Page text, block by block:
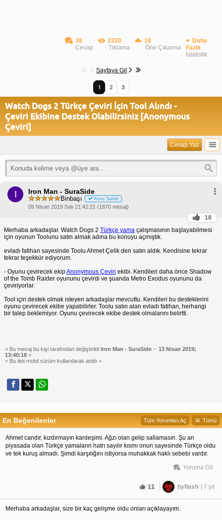
38
Cevap
2220
Tıklama
18
Öne Çıkarma
Daha
Fazla
İstatistik
Sayfaya Git
1 2 3
Watch Dogs 2 Türkçe Çeviri İçin Tool Alındı -
Çeviri Ekibine Destek Olabilirsiniz [Anonymous
Çeviri]
Cevap Yaz
I Iron Man - SuraSide
Binbaşı Konu Sahibi
09 Nisan 2019 Salı 21:42:21 (1870 mesaj)
18
Merhaba arkadaşlar. Watch Dogs 2 Türkçe yama çalışmasının başlayabilmesi
için oyunun Toolunu satın almak adına bu konuyu açmıştık.
evladı fatihan sayesinde Toolu Ahmet Çelik den satın aldık. Kendisine tekrar
tekrar teşekkür ediyorum.
- Oyunu çevirecek ekipAnonymous Çeviri ekibi. Kendileri daha önce Shadow
of the Tomb Raider oyununu çevirdi ve şuanda Metro Exodus oyununu da
çeviriyorlar.
Tool için destek olmak isteyen arkadaşlar mevcuttu. Kendileri bu desteklerini
oyunu çevirecek ekibe yapabilirler. Toolu satın alan evladı fatihan, herhangi
bir talep beklemiyor. Oyunu çevirecek ekibe destek olmalarını belirtti.
< Bu mesaj bu kişi tarafından değiştirildi Iron Man - SuraSide -- 13 Nisan 2019;
13:40:18 >
< Bu ileti mobil sürüm kullanılarak atıldı >
En Beğenilenler Tümü
Tüm Yorumları Aç
Ahmet candır, kızdırmayın kardeşimi. Ağzı olan gelip sallamasın. Şu an
piyasada olan Türkçe yamaların hatrı sayılır kısmı onun sayesinde Türkçe oldu
ve tek kuruş almadı. Şimdi karşılığını istiyorsa muhakkak haklı sebebi vardır.
Yoruma Git
11 byflash | 7 yıl
Merhaba arkadaşlar, size bir kaç gelişme oldu onları açıklayayım.